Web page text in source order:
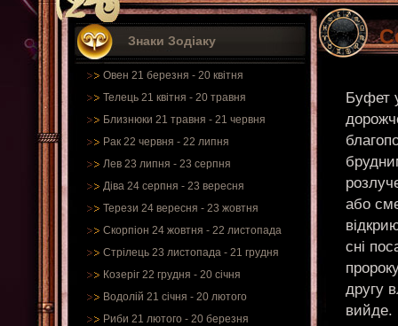
Знаки Зодіаку
Овен 21 березня - 20 квітня
Телець 21 квітня - 20 травня
Близнюки 21 травня - 21 червня
Рак 22 червня - 22 липня
Лев 23 липня - 23 серпня
Діва 24 серпня - 23 вересня
Терези 24 вересня - 23 жовтня
Скорпіон 24 жовтня - 22 листопада
Стрілець 23 листопада - 21 грудня
Козеріг 22 грудня - 20 січня
Водолій 21 січня - 20 лютого
Риби 21 лютого - 20 березня
Буфет
або
сні
другу
вийде.